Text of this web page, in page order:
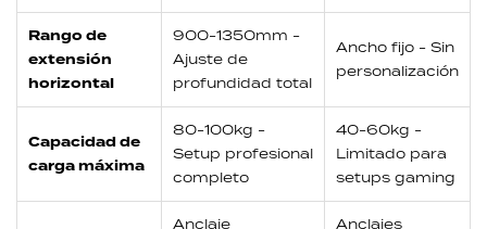
Rango de
extensión
horizontal
900-1350mm -
Ajuste de
profundidad total
Ancho fijo - Sin
personalización
Capacidad de
carga máxima
80-100kg -
Setup profesional
completo
40-60kg -
Limitado para
setups gaming
Anclaje
Anclajes